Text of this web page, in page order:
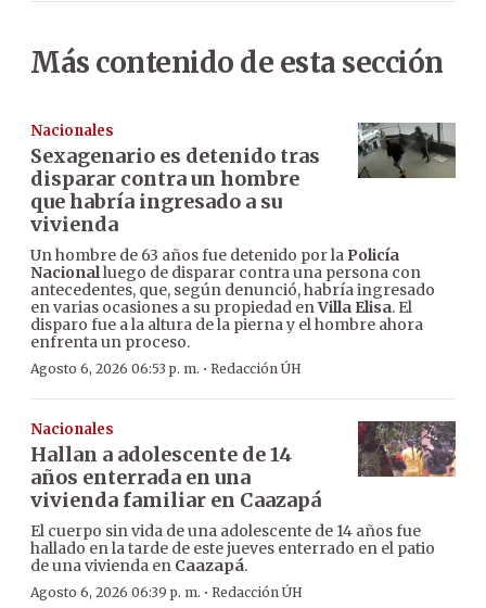
Más contenido de esta sección
Nacionales
Sexagenario es detenido tras
disparar contra un hombre
que habría ingresado a su
vivienda
Un hombre de 63 años fue detenido por la Policía
Nacionalluego de disparar contra una persona con
antecedentes, que, según denunció, habría ingresado
en varias ocasiones a su propiedad enVilla Elisa. El
disparo fue a la altura de la pierna y el hombre ahora
enfrenta un proceso.
Agosto 6, 2026 06:53 p. m. · Redacción ÚH
Nacionales
Hallan a adolescente de 14
años enterrada en una
vivienda familiar en Caazapá
El cuerpo sin vida de una adolescente de 14 años fue
hallado en la tarde de este jueves enterrado en el patio
de una vivienda en Caazapá.
Agosto 6, 2026 06:39 p. m. · Redacción ÚH